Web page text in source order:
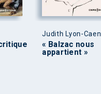
Judith Lyon-Caen
« Balzac nous
appartient »